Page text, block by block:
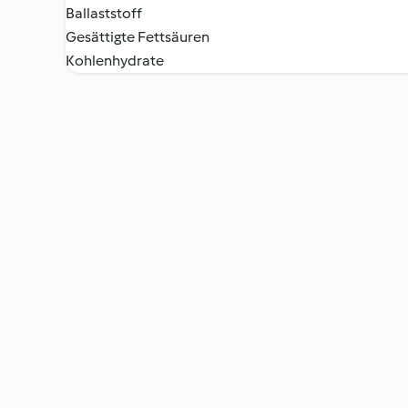
Ballaststoff
Gesättigte Fettsäuren
Kohlenhydrate